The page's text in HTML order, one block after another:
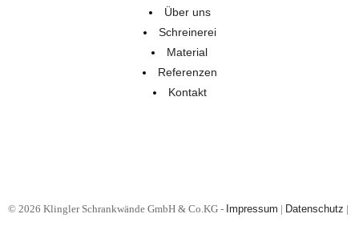
Über uns
Schreinerei
Material
Referenzen
Kontakt
© 2026 Klingler Schrankwände GmbH & Co.KG - Impressum | Datenschutz |